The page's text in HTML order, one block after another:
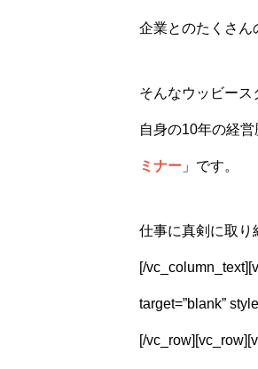
企業とのたくさん
そんなウッビース
自身の10年の経営
ミナー 」です。
仕事に真剣に取り
[/
target=”blank”
[/